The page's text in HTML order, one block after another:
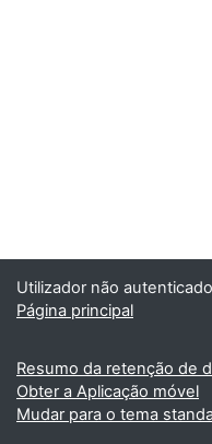
Utilizador não
Página principal
Resumo da retenção de
Obter a Aplicação móvel
Mudar para o tema